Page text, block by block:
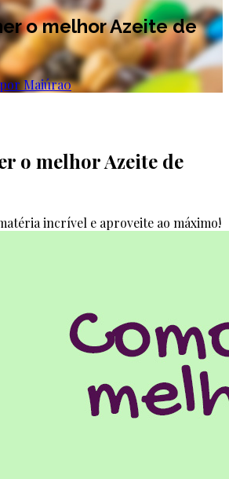
o melhor Azeite de
por Maiúra0
o melhor Azeite de
incrível e aproveite ao máximo!